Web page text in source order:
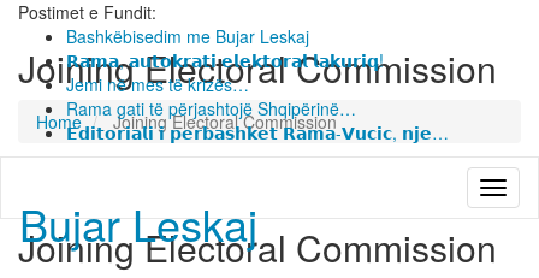
Postimet e Fundit:
Bashkëbisedim me Bujar Leskaj
𝗥𝗮𝗺𝗮, 𝗮𝘂𝘁𝗼𝗸𝗿𝗮𝘁𝗶 𝗲𝗹𝗲𝗸𝘁𝗼𝗿𝗮𝗹 𝗹𝗮𝗸𝘂𝗿𝗶𝗾!
Jemi në mes të krizës…
Rama gati të përjashtojë Shqipërinë…
𝗘𝗱𝗶𝘁𝗼𝗿𝗶𝗮𝗹𝗶 𝗶 𝗽𝗲𝗿𝗯𝗮𝘀𝗵𝗸𝗲𝘁 𝗥𝗮𝗺𝗮-𝗩𝘂𝗰𝗶𝗰, 𝗻𝗷𝗲…
Bujar Leskaj
Joining Electoral Commission
Home Joining Electoral Commission
Joining Electoral Commission